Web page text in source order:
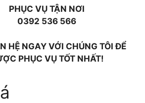
PHỤC VỤ TẬN NƠI
0392 536 566
HỆ NGAY VỚI CHÚNG TÔI ĐỂ
PHỤC VỤ TỐT NHẤT!